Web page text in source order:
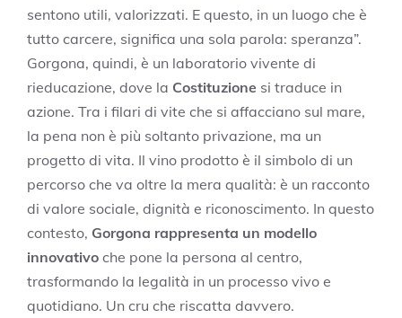
sentono utili, valorizzati. E questo, in un luogo che è
tutto carcere, significa una sola parola: speranza”.
Gorgona, quindi, è un laboratorio vivente di
rieducazione, dove la Costituzione si traduce in
azione. Tra i filari di vite che si affacciano sul mare,
la pena non è più soltanto privazione, ma un
progetto di vita. Il vino prodotto è il simbolo di un
percorso che va oltre la mera qualità: è un racconto
di valore sociale, dignità e riconoscimento. In questo
contesto, Gorgona rappresenta un modello
innovativo che pone la persona al centro,
trasformando la legalità in un processo vivo e
quotidiano. Un cru che riscatta davvero.